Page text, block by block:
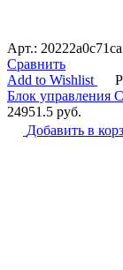
Арт.: 20222a0c71ca
Сравнить
Add to Wishlist
Блок управления
24951.5 руб.
Добавить в